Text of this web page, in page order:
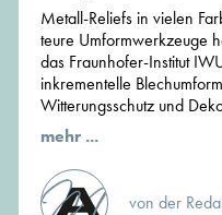
Metall-Reliefs in vielen
teure Umformwerkzeuge
das Fraunhofer-Institut
inkrementelle
Witterungsschutz und
mehr ...
von der